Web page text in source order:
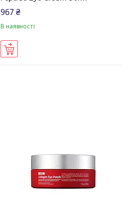
967 ₴
В наявності